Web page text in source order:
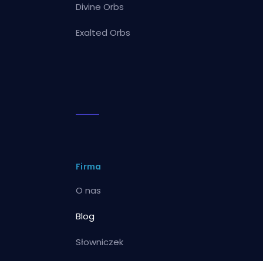
Divine Orbs
Exalted Orbs
Firma
O nas
Blog
Słowniczek